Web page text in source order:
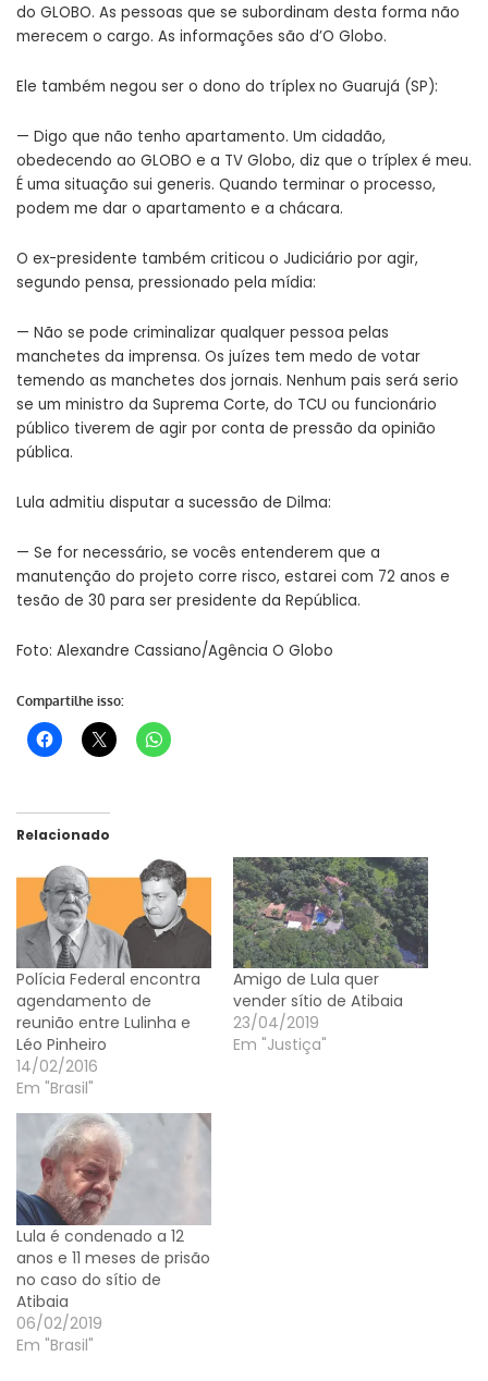
do GLOBO. As pessoas que se subordinam desta forma não
merecem o cargo. As informações são d’O Globo.
Ele também negou ser o dono do tríplex no Guarujá (SP):
— Digo que não tenho apartamento. Um cidadão,
obedecendo ao GLOBO e a TV Globo, diz que o tríplex é meu.
É uma situação sui generis. Quando terminar o processo,
podem me dar o apartamento e a chácara.
O ex-presidente também criticou o Judiciário por agir,
segundo pensa, pressionado pela mídia:
— Não se pode criminalizar qualquer pessoa pelas
manchetes da imprensa. Os juízes tem medo de votar
temendo as manchetes dos jornais. Nenhum pais será serio
se um ministro da Suprema Corte, do TCU ou funcionário
público tiverem de agir por conta de pressão da opinião
pública.
Lula admitiu disputar a sucessão de Dilma:
— Se for necessário, se vocês entenderem que a
manutenção do projeto corre risco, estarei com 72 anos e
tesão de 30 para ser presidente da República.
Foto: Alexandre Cassiano/Agência O Globo
Compartilhe isso:
Relacionado
Polícia Federal encontra
agendamento de
reunião entre Lulinha e
Léo Pinheiro
14/02/2016
Em "Brasil"
Amigo de Lula quer
vender sítio de Atibaia
23/04/2019
Em "Justiça"
Lula é condenado a 12
anos e 11 meses de prisão
no caso do sítio de
Atibaia
06/02/2019
Em "Brasil"